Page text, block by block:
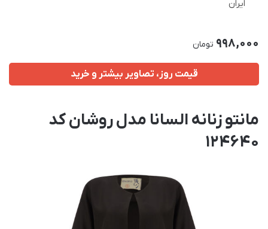
ایران
998,000 تومان
قیمت روز، تصاویر بیشتر و خرید
مانتو زنانه السانا مدل روشان کد
124640